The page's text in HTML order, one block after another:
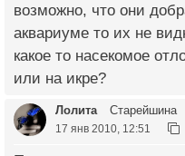
возможно, что они
аквариуме то их не
какое то насекомое
или на икре?
Лолита Старейшина
17 янв 2010, 12:51